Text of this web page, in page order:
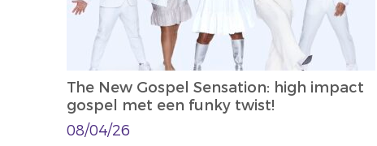
The New Gospel Sensation: high impact
gospel met een funky twist!
08/04/26